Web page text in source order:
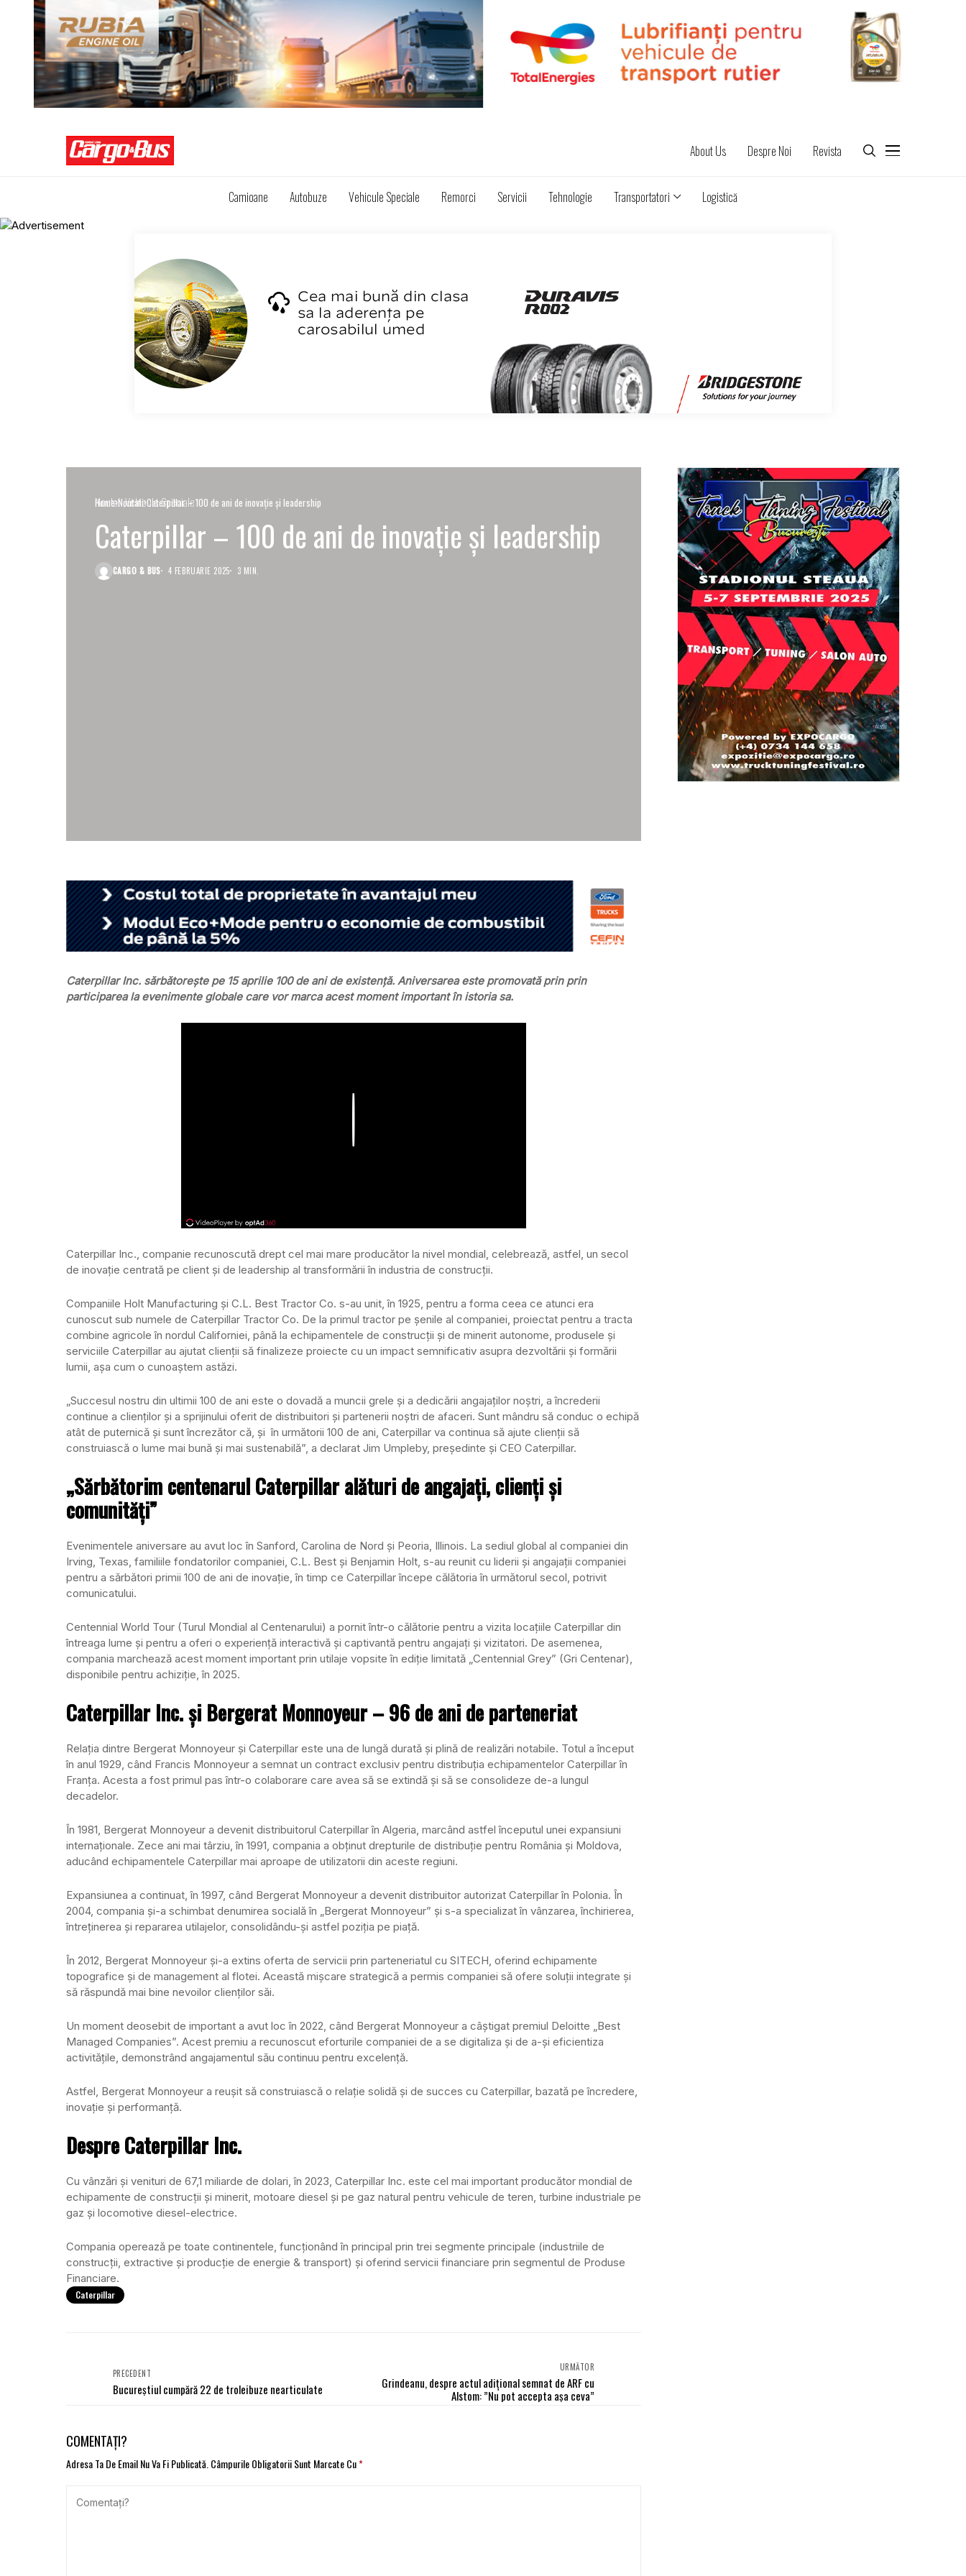
About Us Despre Noi Revista
Camioane Autobuze Vehicule Speciale Remorci Servicii Tehnologie Transportatori Logistică
Home Noutati Caterpillar – 100 de ani de inovație și leadership
NoutatiVehicule Speciale
Caterpillar – 100 de ani de inovație și leadership
CARGO & BUS 4 FEBRUARIE 2025 3 MIN.
Caterpillar Inc. sărbătorește pe 15 aprilie 100 de ani de existență. Aniversarea este promovată prin prin
participarea la evenimente globale care vor marca acest moment important în istoria sa.
Caterpillar Inc., companie recunoscută drept cel mai mare producător la nivel mondial, celebrează, astfel, un secol
de inovație centrată pe client și de leadership al transformării în industria de construcții.
Companiile Holt Manufacturing și C.L. Best Tractor Co. s-au unit, în 1925, pentru a forma ceea ce atunci era
cunoscut sub numele de Caterpillar Tractor Co. De la primul tractor pe șenile al companiei, proiectat pentru a tracta
combine agricole în nordul Californiei, până la echipamentele de construcții și de minerit autonome, produsele și
serviciile Caterpillar au ajutat clienții să finalizeze proiecte cu un impact semnificativ asupra dezvoltării și formării
lumii, așa cum o cunoaștem astăzi.
„Succesul nostru din ultimii 100 de ani este o dovadă a muncii grele și a dedicării angajaților noștri, a încrederii
continue a clienților și a sprijinului oferit de distribuitori și partenerii noștri de afaceri. Sunt mândru să conduc o echipă
atât de puternică și sunt încrezător că, și în următorii 100 de ani, Caterpillar va continua să ajute clienții să
construiască o lume mai bună și mai sustenabilă”, a declarat Jim Umpleby, președinte și CEO Caterpillar.
„Sărbătorim centenarul Caterpillar alături de angajați, clienți și
comunități”
Evenimentele aniversare au avut loc în Sanford, Carolina de Nord și Peoria, Illinois. La sediul global al companiei din
Irving, Texas, familiile fondatorilor companiei, C.L. Best și Benjamin Holt, s-au reunit cu liderii și angajații companiei
pentru a sărbători primii 100 de ani de inovație, în timp ce Caterpillar începe călătoria în următorul secol, potrivit
comunicatului.
Centennial World Tour (Turul Mondial al Centenarului) a pornit într-o călătorie pentru a vizita locațiile Caterpillar din
întreaga lume și pentru a oferi o experiență interactivă și captivantă pentru angajați și vizitatori. De asemenea,
compania marchează acest moment important prin utilaje vopsite în ediție limitată „Centennial Grey” (Gri Centenar),
disponibile pentru achiziție, în 2025.
Caterpillar Inc. și Bergerat Monnoyeur – 96 de ani de parteneriat
Relația dintre Bergerat Monnoyeur și Caterpillar este una de lungă durată și plină de realizări notabile. Totul a început
în anul 1929, când Francis Monnoyeur a semnat un contract exclusiv pentru distribuția echipamentelor Caterpillar în
Franța. Acesta a fost primul pas într-o colaborare care avea să se extindă și să se consolideze de-a lungul
decadelor.
În 1981, Bergerat Monnoyeur a devenit distribuitorul Caterpillar în Algeria, marcând astfel începutul unei expansiuni
internaționale. Zece ani mai târziu, în 1991, compania a obținut drepturile de distribuție pentru România și Moldova,
aducând echipamentele Caterpillar mai aproape de utilizatorii din aceste regiuni.
Expansiunea a continuat, în 1997, când Bergerat Monnoyeur a devenit distribuitor autorizat Caterpillar în Polonia. În
2004, compania și-a schimbat denumirea socială în „Bergerat Monnoyeur” și s-a specializat în vânzarea, închirierea,
întreținerea și repararea utilajelor, consolidându-și astfel poziția pe piață.
În 2012, Bergerat Monnoyeur și-a extins oferta de servicii prin parteneriatul cu SITECH, oferind echipamente
topografice și de management al flotei. Această mișcare strategică a permis companiei să ofere soluții integrate și
să răspundă mai bine nevoilor clienților săi.
Un moment deosebit de important a avut loc în 2022, când Bergerat Monnoyeur a câștigat premiul Deloitte „Best
Managed Companies”. Acest premiu a recunoscut eforturile companiei de a se digitaliza și de a-și eficientiza
activitățile, demonstrând angajamentul său continuu pentru excelență.
Astfel, Bergerat Monnoyeur a reușit să construiască o relație solidă și de succes cu Caterpillar, bazată pe încredere,
inovație și performanță.
Despre Caterpillar Inc.
Cu vânzări și venituri de 67,1 miliarde de dolari, în 2023, Caterpillar Inc. este cel mai important producător mondial de
echipamente de construcții și minerit, motoare diesel și pe gaz natural pentru vehicule de teren, turbine industriale pe
gaz și locomotive diesel-electrice.
Compania operează pe toate continentele, funcționând în principal prin trei segmente principale (industriile de
construcții, extractive și producție de energie & transport) și oferind servicii financiare prin segmentul de Produse
Financiare.
Caterpillar
PRECEDENT
Bucureștiul cumpără 22 de troleibuze nearticulate
URMĂTOR
Grindeanu, despre actul adiţional semnat de ARF cu
Alstom: ”Nu pot accepta aşa ceva”
COMENTAȚI?
Adresa Ta De Email Nu Va Fi Publicată. Câmpurile Obligatorii Sunt Marcate Cu*